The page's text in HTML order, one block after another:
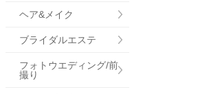
ヘア&メイク
ブライダルエステ
フォトウエディング/前
撮り